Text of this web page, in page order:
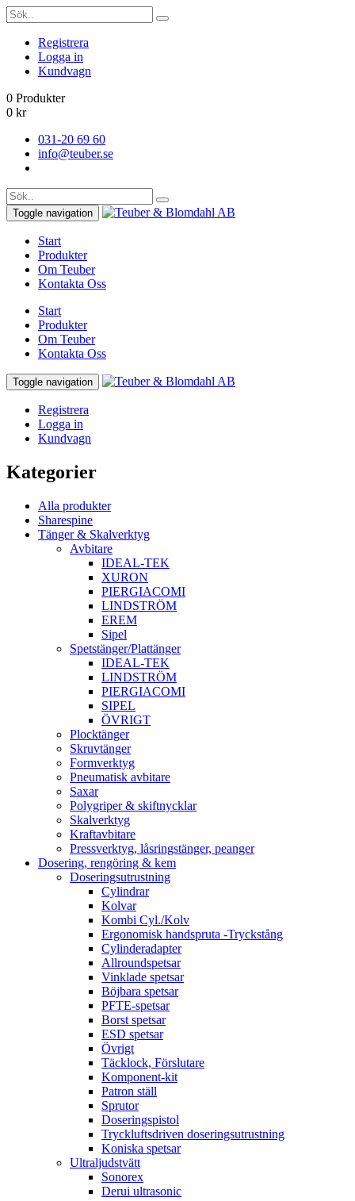
Registrera
Logga in
Kundvagn
0 Produkter
0 kr
031-20 69 60
info@teuber.se
Toggle navigation
Start
Produkter
Om Teuber
Kontakta Oss
Start
Produkter
Om Teuber
Kontakta Oss
Toggle navigation
Registrera
Logga in
Kundvagn
Kategorier
Alla produkter
Sharespine
Tänger & Skalverktyg
Avbitare
IDEAL-TEK
XURON
PIERGIACOMI
LINDSTRÖM
EREM
Sipel
Spetstänger/Plattänger
IDEAL-TEK
LINDSTRÖM
PIERGIACOMI
SIPEL
ÖVRIGT
Plocktänger
Skruvtänger
Formverktyg
Pneumatisk avbitare
Saxar
Polygriper & skiftnycklar
Skalverktyg
Kraftavbitare
Pressverktyg, låsringstänger, peanger
Dosering, rengöring & kem
Doseringsutrustning
Cylindrar
Kolvar
Kombi Cyl./Kolv
Ergonomisk handspruta -Tryckstång
Cylinderadapter
Allroundspetsar
Vinklade spetsar
Böjbara spetsar
PFTE-spetsar
Borst spetsar
ESD spetsar
Övrigt
Täcklock, Förslutare
Komponent-kit
Patron ställ
Sprutor
Doseringspistol
Tryckluftsdriven doseringsutrustning
Koniska spetsar
Ultraljudstvätt
Sonorex
Derui ultrasonic